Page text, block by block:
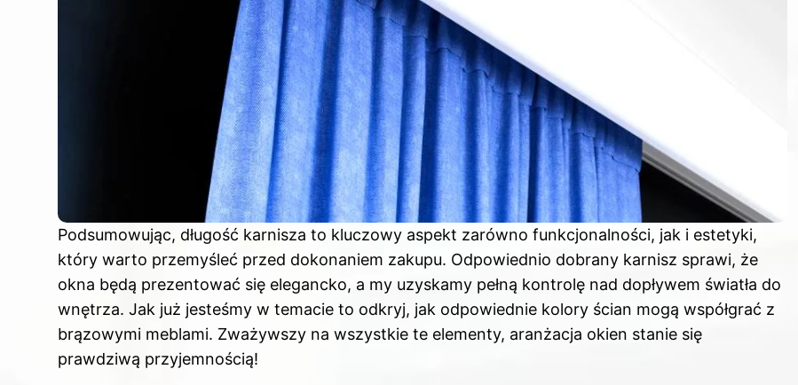
Podsumowując, długość karnisza to kluczowy aspekt zarówno funkcjonalności, jak i estetyki,
który warto przemyśleć przed dokonaniem zakupu. Odpowiednio dobrany karnisz sprawi, że
okna będą prezentować się elegancko, a my uzyskamy pełną kontrolę nad dopływem światła do
wnętrza. Jak już jesteśmy w temacie to odkryj, jak odpowiednie kolory ścian mogą współgrać z
brązowymi meblami. Zważywszy na wszystkie te elementy, aranżacja okien stanie się
prawdziwą przyjemnością!